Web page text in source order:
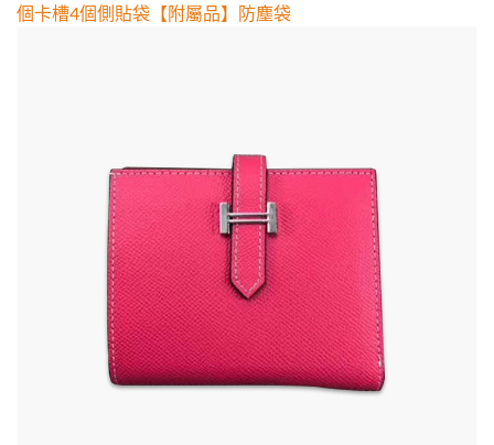
個卡槽4個側貼袋【附屬品】防塵袋